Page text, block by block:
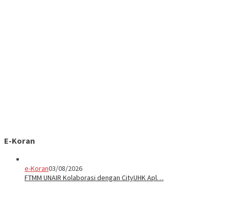
E-Koran
e-Koran03/08/2026
FTMM UNAIR Kolaborasi dengan CityUHK Apl…